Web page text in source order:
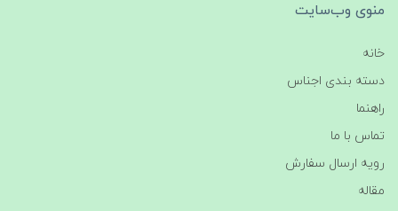
منوی وب‌سایت
خانه
دسته بندی اجناس
راهنما
تماس با ما
رویه ارسال سفارش
مقاله